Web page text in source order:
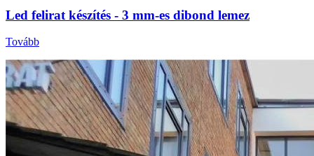
Led felirat készítés - 3 mm-es dibond lemez
Tovább